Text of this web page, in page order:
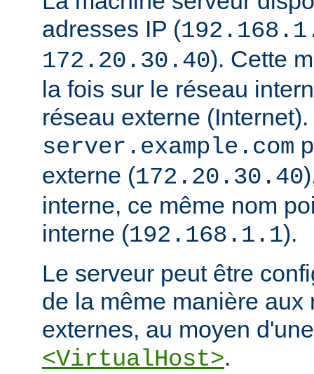
adresses IP (
172.20.30.40). Cette
la fois sur le réseau
réseau externe
server.example.com
externe (172.20.30.40
interne, ce même nom
interne (192.168.1.1).
Le serveur peut être
de la même manière aux
externes, au moyen
<VirtualHost>.